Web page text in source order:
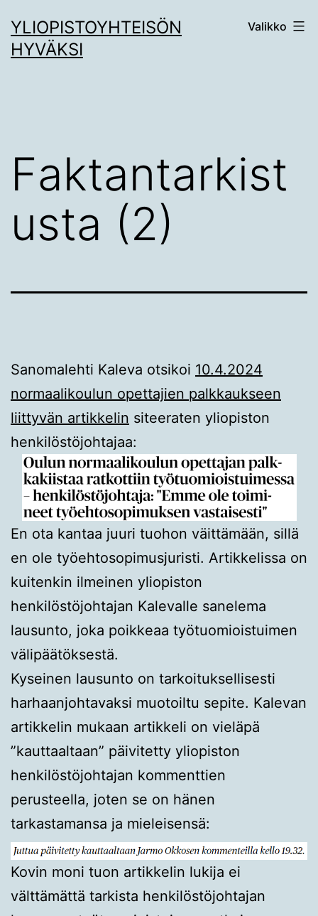
sisältöön
YLIOPISTOYHTEISÖN
HYVÄKSI
Valikko
Faktantarkist
usta (2)
Sanomalehti Kaleva otsikoi 10.4.2024
normaalikoulun opettajien palkkaukseen
liittyvän artikkelin siteeraten yliopiston
henkilöstöjohtajaa:
En ota kantaa juuri tuohon väittämään, sillä
en ole työehtosopimusjuristi. Artikkelissa on
kuitenkin ilmeinen yliopiston
henkilöstöjohtajan Kalevalle sanelema
lausunto, joka poikkeaa työtuomioistuimen
välipäätöksestä.
Kyseinen lausunto on tarkoituksellisesti
harhaanjohtavaksi muotoiltu sepite. Kalevan
artikkelin mukaan artikkeli on vieläpä
”kauttaaltaan” päivitetty yliopiston
henkilöstöjohtajan kommenttien
perusteella, joten se on hänen
tarkastamansa ja mieleisensä:
Kovin moni tuon artikkelin lukija ei
välttämättä tarkista henkilöstöjohtajan